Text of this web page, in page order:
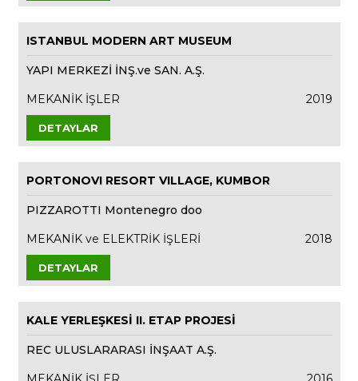
ISTANBUL MODERN ART MUSEUM
YAPI MERKEZİ İNŞ.ve SAN. A.Ş.
MEKANİK İŞLER
2019
DETAYLAR
PORTONOVI RESORT VILLAGE, KUMBOR
PIZZAROTTI Montenegro doo
MEKANİK ve ELEKTRİK İŞLERİ
2018
DETAYLAR
KALE YERLEŞKESİ II. ETAP PROJESİ
REC ULUSLARARASI İNŞAAT A.Ş.